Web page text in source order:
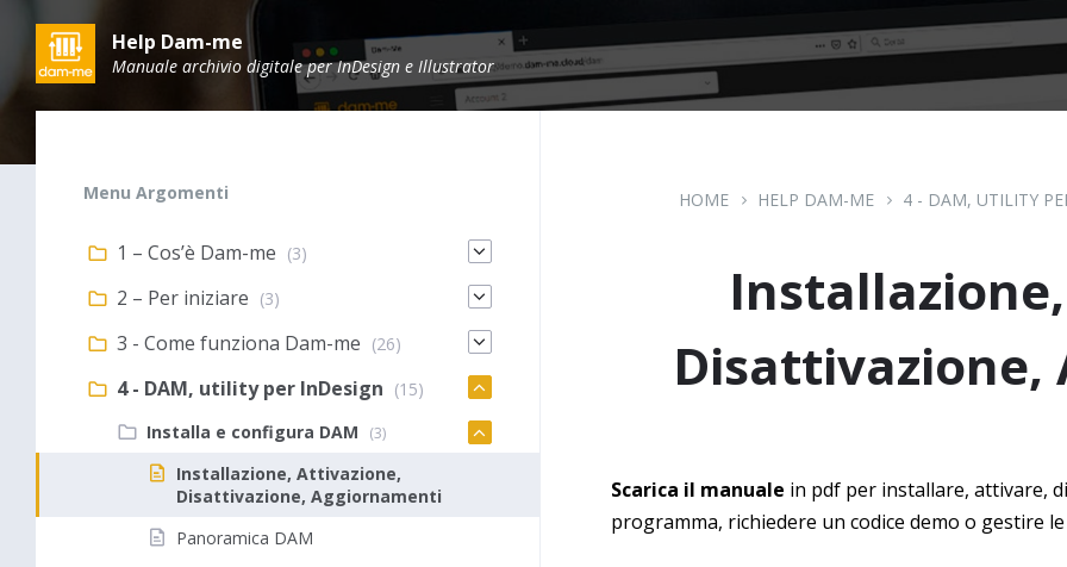
content
navigation
footer
Help Dam-me
Manuale archivio digitale per InDesign e Illustrator
HOME HELP DAM-ME 4 - DAM, UTILITY
Scarica il manuale in pdf per installare, attivare,
programma, richiedere un codice demo o gestire
Menu Argomenti
1 – Cos’è Dam-me (3)
2 – Per iniziare (3)
3 - Come funziona Dam-me (26)
4 - DAM, utility per InDesign (15)
Installa e configura DAM
(3)
Installazione, Attivazione,
Disattivazione, Aggiornamenti
Panoramica DAM